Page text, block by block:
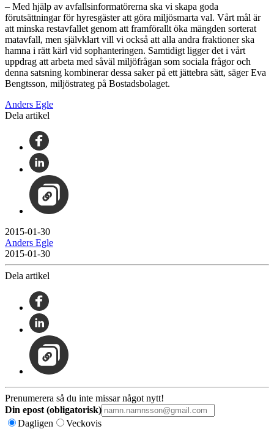
– Med hjälp av avfallsinformatörerna ska vi skapa goda
förutsättningar för hyresgäster att göra miljösmarta val. Vårt mål är
att minska restavfallet genom att framförallt öka mängden sorterat
matavfall, men självklart vill vi också att alla andra fraktioner ska
hamna i rätt kärl vid sophanteringen. Samtidigt ligger det i vårt
uppdrag att arbeta med såväl miljöfrågan som sociala frågor och
denna satsning kombinerar dessa saker på ett jättebra sätt, säger Eva
Bengtsson, miljöstrateg på Bostadsbolaget.
Anders Egle
Dela artikel
2015-01-30
Anders Egle
2015-01-30
Dela artikel
Prenumerera så du inte missar något nytt!
Din epost (obligatorisk)
Dagligen
Veckovis